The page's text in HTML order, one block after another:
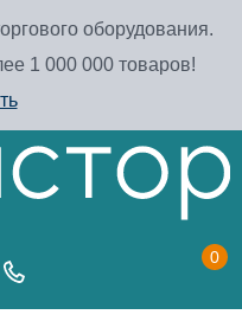
оборудования.
1 000 000 товаров!
0